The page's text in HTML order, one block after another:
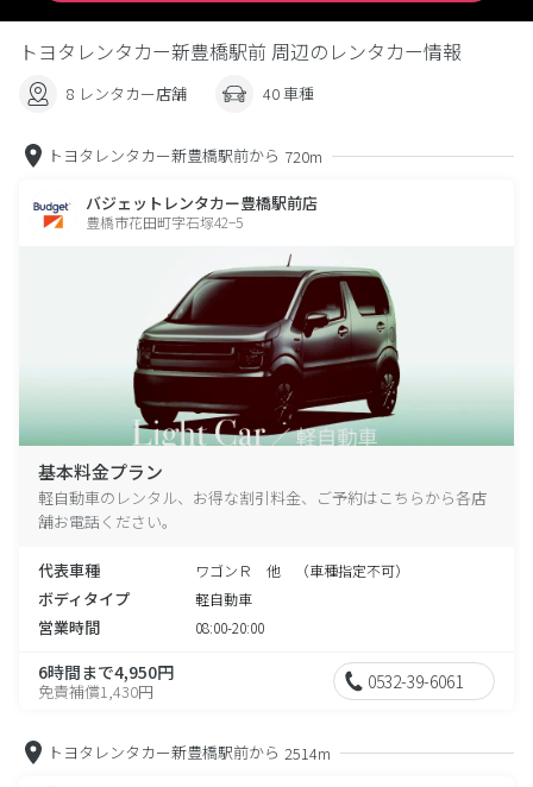
トヨタレンタカー新豊橋駅前 周辺のレンタカー情報
8 レンタカー店舗 40 車種
トヨタレンタカー新豊橋駅前から 720m
バジェットレンタカー豊橋駅前店
豊橋市花田町字石塚42−5
基本料金プラン
軽自動車のレンタル、お得な割引料金、ご予約はこちらから各店
舗お電話ください。
代表車種 ワゴンＲ 他 （車種指定不可）
ボディタイプ 軽自動車
営業時間 08:00-20:00
6時間まで4,950円
免責補償1,430円 0532-39-6061
トヨタレンタカー新豊橋駅前から 2514m